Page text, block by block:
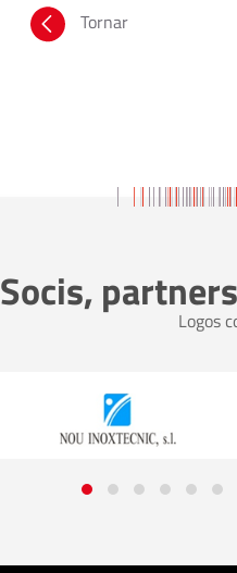
Tornar
Socis,
Logos